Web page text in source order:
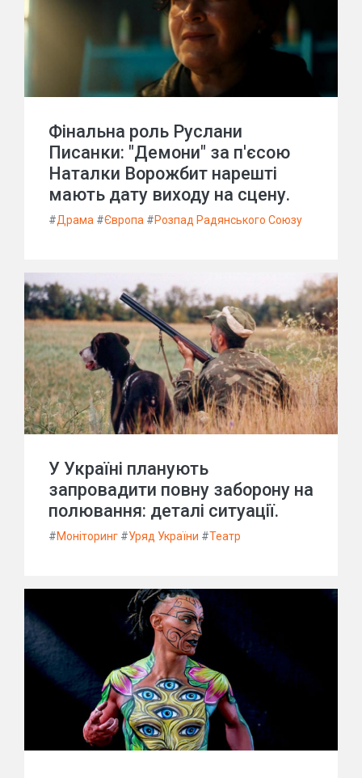
Фінальна роль Руслани
Писанки: "Демони" за п'єсою
Наталки Ворожбит нарешті
мають дату виходу на сцену.
#Драма #Європа #Розпад Радянського Союзу
У Україні планують
запровадити повну заборону на
полювання: деталі ситуації.
#Моніторинг #Уряд України #Театр